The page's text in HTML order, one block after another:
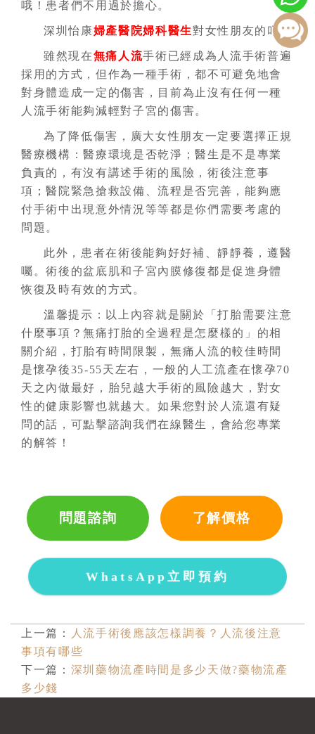
哦！患者們不用過於擔心。
深圳怡康婦產醫院婦科醫生對女性朋友的叮囑
雖然現在無痛人流手術已經成為人流手術普遍
採用的方式，但作為一種手術，都不可避免地會
對身體造成一定的傷害，目前為止沒有任何一種
人流手術能夠減輕對子宮的傷害。
為了降低傷害，廣大女性朋友一定要選擇正規
醫療機構：醫療環境是否乾淨；醫生是不是專業
負責的，有沒有講述手術的風險，術後注意事
項；醫院緊急搶救設備、流程是否完善，能夠應
付手術中出現意外情況等等都是你們需要考慮的
問題。
此外，患者在術後能夠好好補、靜靜養，遵醫
囑。術後的盆底肌和子宮內膜修復都是促進身體
恢復及時有效的方式。
溫馨提示：以上內容就是關於「打胎需要注意
什麼事項？無痛打胎的全過程是怎麼樣的」的相
關介紹，打胎有時間限製，無痛人流的較佳時間
是懷孕後35-55天左右，一般的人工流產在懷孕70
天之內做最好，胎兒越大手術的風險越大，對女
性的健康影響也就越大。如果您對於人流還有疑
問的話，可點擊諮詢我們在線醫生，會給您專業
的解答！
問題諮詢 了解價格
WhatsApp立即預約
上一篇：
人流手術後應該怎樣調養？人流後注意
事項有哪些
下一篇： 深圳藥物流產時間是多少天做?藥物流產
多少錢